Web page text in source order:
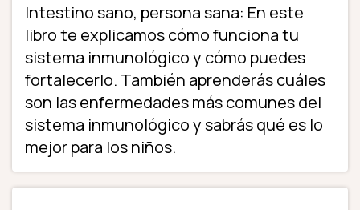
Intestino sano, persona sana: En este
libro te explicamos cómo funciona tu
sistema inmunológico y cómo puedes
fortalecerlo. También aprenderás cuáles
son las enfermedades más comunes del
sistema inmunológico y sabrás qué es lo
mejor para los niños.